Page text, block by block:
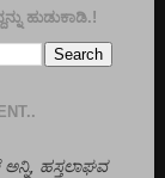
ಹುಡುಕಾಡಿ.!
ಅನ್ನಿ, ಹಸ್ತಲಾಘವ